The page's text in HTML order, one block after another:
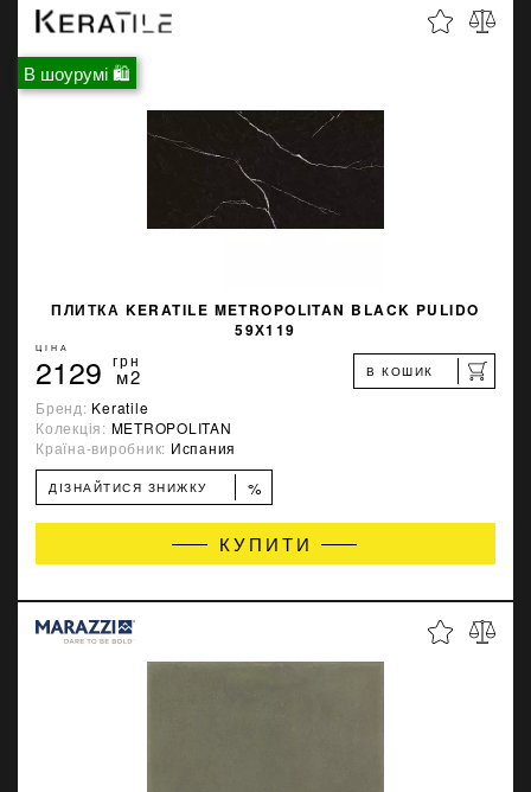
В шоурумі 🛍
ПЛИТКА KERATILE METROPOLITAN BLACK PULIDO
59Х119
ЦІНА
2129 грн
м2 В КОШИК
Бренд: Keratile
Колекція: METROPOLITAN
Країна-виробник: Испания
ДІЗНАЙТИСЯ ЗНИЖКУ %
КУПИТИ